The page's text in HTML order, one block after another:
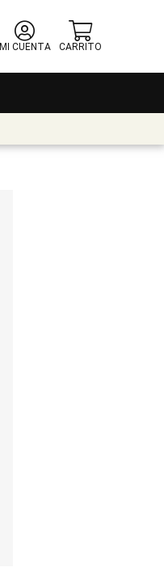
MI CUENTA
CARRITO